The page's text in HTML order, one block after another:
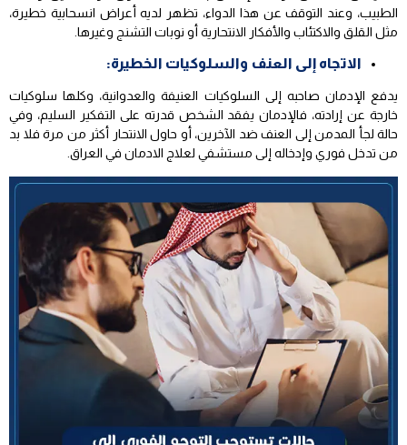
الطبيب، وعند التوقف عن هذا الدواء، تظهر لديه أعراض انسحابية خطيرة،
مثل القلق والاكتئاب والأفكار الانتحارية أو نوبات التشنج وغيرها.
الاتجاه إلى العنف والسلوكيات الخطيرة:
يدفع الإدمان صاحبه إلى السلوكيات العنيفة والعدوانية، وكلها سلوكيات
خارجة عن إرادته، فالإدمان يفقد الشخص قدرته على التفكير السليم، وفي
حالة لجأ المدمن إلى العنف ضد الآخرين، أو حاول الانتحار أكثر من مرة فلا بد
من تدخل فوري وإدخاله إلى مستشفي لعلاج الادمان في العراق.